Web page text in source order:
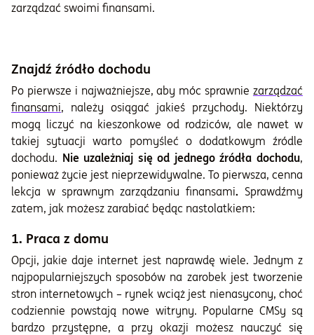
zarządzać swoimi finansami.
Znajdź źródło dochodu
Po pierwsze i najważniejsze, aby móc sprawnie zarządzać
finansami, należy osiągać jakieś przychody. Niektórzy
mogą liczyć na kieszonkowe od rodziców, ale nawet w
takiej sytuacji warto pomyśleć o dodatkowym źródle
dochodu. Nie uzależniaj się od jednego źródła dochodu,
ponieważ życie jest nieprzewidywalne. To pierwsza, cenna
lekcja w sprawnym zarządzaniu finansami. Sprawdźmy
zatem, jak możesz zarabiać będąc nastolatkiem:
1. Praca z domu
Opcji, jakie daje internet jest naprawdę wiele. Jednym z
najpopularniejszych sposobów na zarobek jest tworzenie
stron internetowych – rynek wciąż jest nienasycony, choć
codziennie powstają nowe witryny. Popularne CMSy są
bardzo przystępne, a przy okazji możesz nauczyć się